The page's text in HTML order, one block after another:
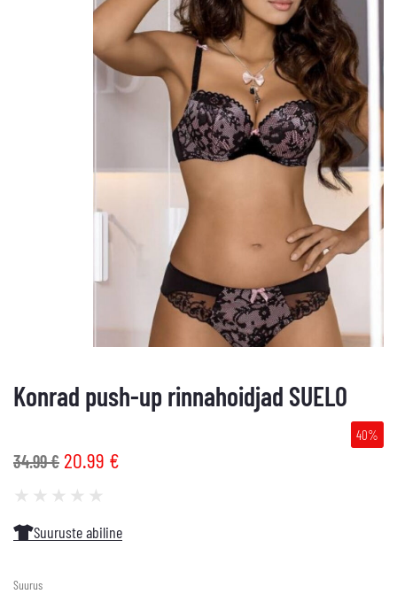
Konrad push-up rinnahoidjad SUELO
40%
34.99€ 20.99 €
★ ★ ★ ★ ★
Suuruste abiline
Suurus